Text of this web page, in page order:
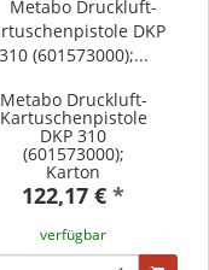
Metabo Druckluft-
Kartuschenpistole
DKP 310
(601573000);
Karton
122,17 € *
verfügbar